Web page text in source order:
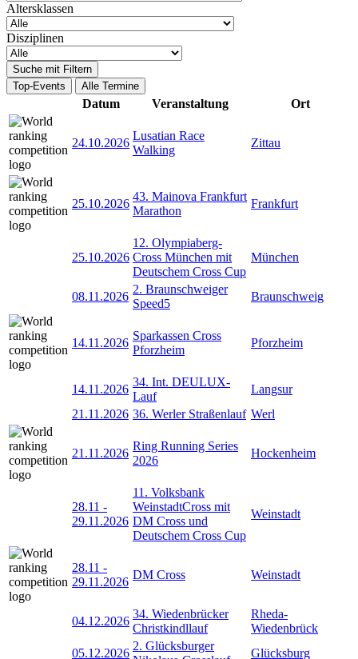
Altersklassen
Disziplinen
Suche mit Filtern
Top-Events
Alle Termine
Datum Veranstaltung Ort
24.10.2026
Lusatian Race
Walking
Zittau
25.10.2026
43. Mainova Frankfurt
Marathon
Frankfurt
25.10.2026
12. Olympiaberg-
Cross München mit
Deutschem Cross Cup
München
08.11.2026
2. Braunschweiger
Speed5
Braunschweig
14.11.2026
Sparkassen Cross
Pforzheim
Pforzheim
14.11.2026
34. Int. DEULUX-
Lauf
Langsur
21.11.2026 36. Werler Straßenlauf Werl
21.11.2026
Ring Running Series
2026
Hockenheim
28.11 -
29.11.2026
11. Volksbank
WeinstadtCross mit
DM Cross und
Deutschem Cross Cup
Weinstadt
28.11 -
29.11.2026
DM Cross Weinstadt
04.12.2026
34. Wiedenbrücker
Christkindllauf
Rheda-
Wiedenbrück
05.12.2026
2. Glücksburger
Glücksburg